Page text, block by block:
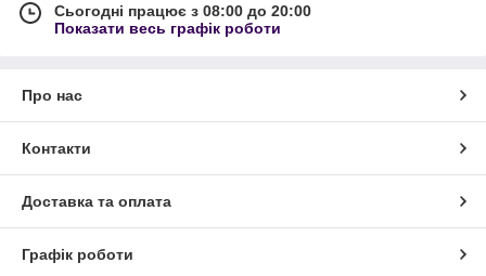
Сьогодні працює з 08:00 до 20:00
Показати весь графік роботи
Про нас
Контакти
Доставка та оплата
Графік роботи